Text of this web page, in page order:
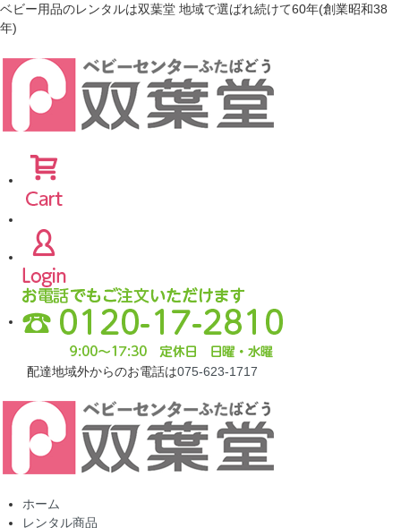
ベビー用品のレンタルは双葉堂 地域で選ばれ続けて60年(創業昭和38
年)
配達地域外からのお電話は075-623-1717
ホーム
レンタル商品